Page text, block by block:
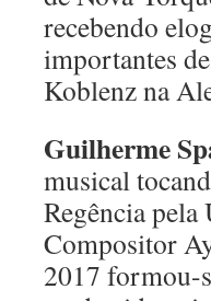
recebendo
importantes
Koblenz na
Guilherme
musical
Regência
Compositor
2017 formou-